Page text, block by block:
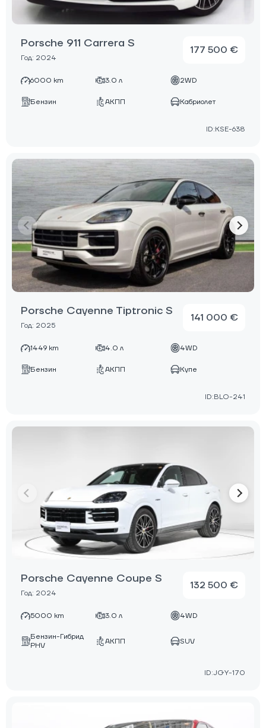
Porsche 911 Carrera S
Год: 2024
177 500 €
6000 km 3.0 л 2WD
Бензин АКПП Кабриолет
ID:KSE-638
Porsche Cayenne Tiptronic S
Год: 2025
141 000 €
1449 km 4.0 л 4WD
Бензин АКПП Купе
ID:BLO-241
Porsche Cayenne Coupe S
Год: 2024
132 500 €
5000 km 3.0 л 4WD
Бензин-Гибрид
PHV
АКПП SUV
ID:JGY-170